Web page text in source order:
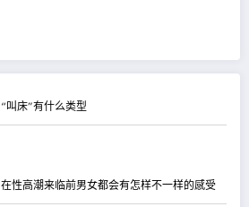
“叫床”有什么类型
在性高潮来临前男女都会有怎样不一样的感受